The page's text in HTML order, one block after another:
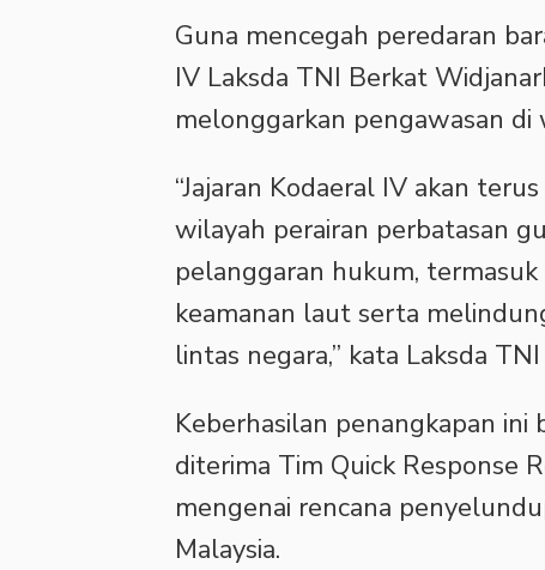
Guna mencegah peredaran
IV Laksda TNI Berkat
melonggarkan pengawasan di
“Jajaran Kodaeral IV akan
wilayah perairan perbatasan
pelanggaran hukum,
keamanan laut serta
lintas negara,” kata Laksda
Keberhasilan penangkapan ini
diterima Tim Quick Response
mengenai rencana
Malaysia.